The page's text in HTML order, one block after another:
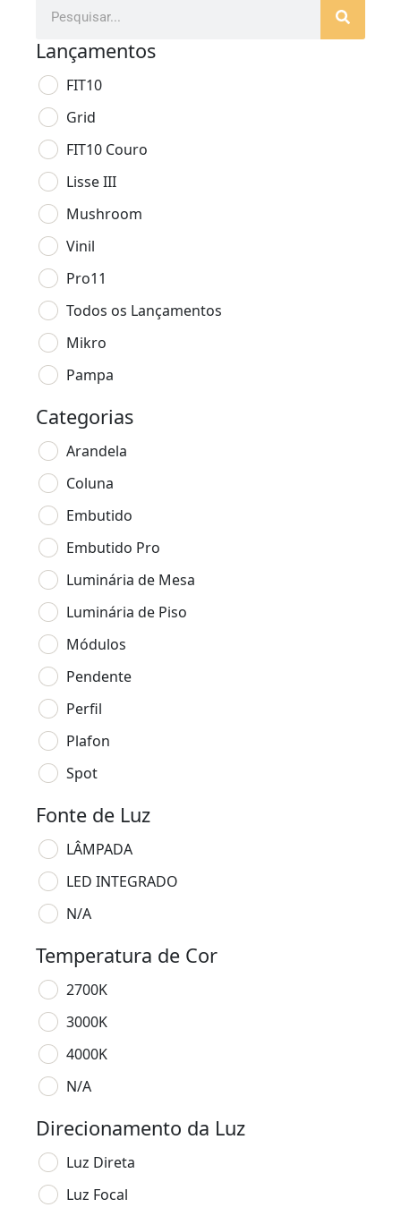
Lançamentos
FIT10
Grid
FIT10 Couro
Lisse III
Mushroom
Vinil
Pro11
Todos os Lançamentos
Mikro
Pampa
Categorias
Arandela
Coluna
Embutido
Embutido Pro
Luminária de Mesa
Luminária de Piso
Módulos
Pendente
Perfil
Plafon
Spot
Fonte de Luz
LÂMPADA
LED INTEGRADO
N/A
Temperatura de Cor
2700K
3000K
4000K
N/A
Direcionamento da Luz
Luz Direta
Luz Focal